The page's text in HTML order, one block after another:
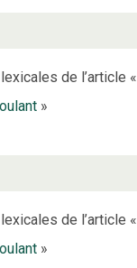
de l’article «
»
de l’article «
»